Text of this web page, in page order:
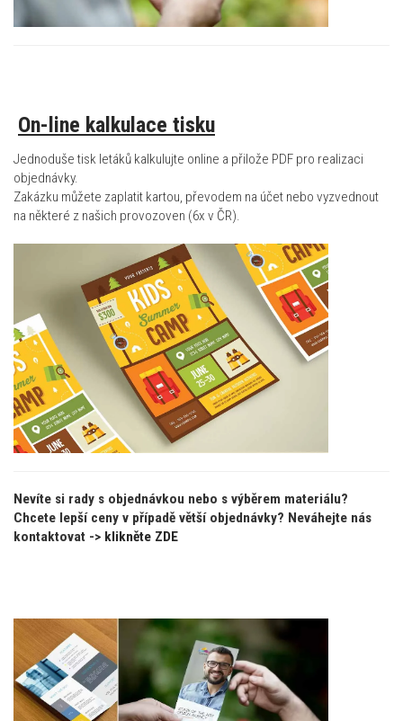
On-line kalkulace tisku
Jednoduše tisk letáků kalkulujte online a přilože PDF pro realizaci
objednávky.
Zakázku můžete zaplatit kartou, převodem na účet nebo vyzvednout
na některé z našich provozoven (6x v ČR).
Nevíte si rady s objednávkou nebo s výběrem materiálu?
Chcete lepší ceny v případě větší objednávky? Neváhejte nás
kontaktovat -> klikněte ZDE